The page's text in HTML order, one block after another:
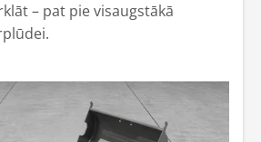
– pat pie visaugstākā